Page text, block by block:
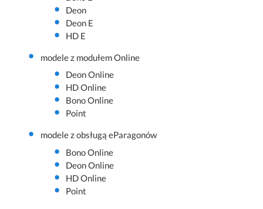
Deon
Deon E
HD E
modele z modułem Online
Deon Online
HD Online
Bono Online
Point
modele z obsługą eParagonów
Bono Online
Deon Online
HD Online
Point